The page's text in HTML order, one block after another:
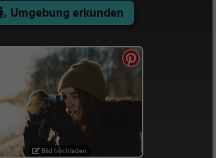
Umgebung erkunden
Bild hochladen